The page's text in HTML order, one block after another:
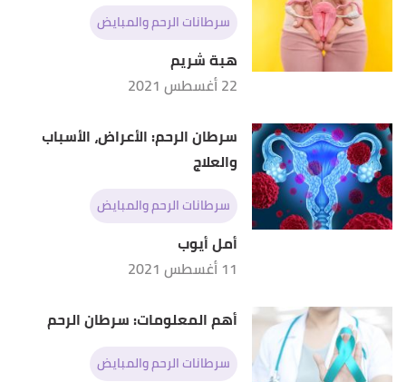
سرطانات الرحم والمبايض
هبة شريم
22 أغسطس 2021
سرطان الرحم: الأعراض، الأسباب
والعلاج
سرطانات الرحم والمبايض
أمل أيوب
11 أغسطس 2021
أهم المعلومات: سرطان الرحم
سرطانات الرحم والمبايض